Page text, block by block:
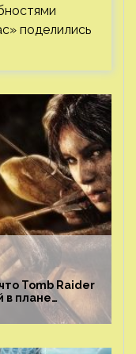
поделились
Tomb Raider
в плане